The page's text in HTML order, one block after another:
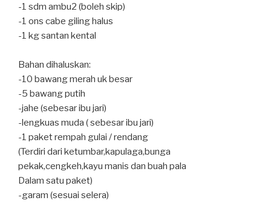
-1 sdm ambu2 (boleh skip)⁣
-1 ons cabe giling halus⁣
-1 kg santan kental⁣
Bahan dihaluskan:⁣
-10 bawang merah uk besar⁣
-5 bawang putih⁣
-jahe (sebesar ibu jari)⁣
-lengkuas muda ( sebesar ibu jari)⁣
-1 paket rempah gulai / rendang⁣
(Terdiri dari ketumbar,kapulaga,bunga
pekak,cengkeh,kayu manis dan buah pala⁣
Dalam satu paket)⁣
-garam (sesuai selera)⁣